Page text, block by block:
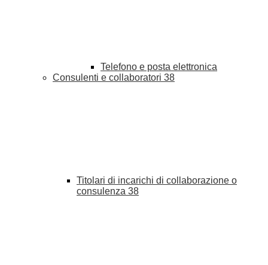
Telefono e posta elettronica
Consulenti e collaboratori 38
Titolari di incarichi di collaborazione o
consulenza 38